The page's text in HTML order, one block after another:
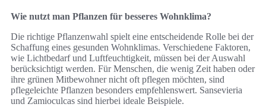
Wie nutzt man Pflanzen für besseres Wohnklima?
Die richtige Pflanzenwahl spielt eine entscheidende Rolle bei der
Schaffung eines gesunden Wohnklimas. Verschiedene Faktoren,
wie Lichtbedarf und Luftfeuchtigkeit, müssen bei der Auswahl
berücksichtigt werden. Für Menschen, die wenig Zeit haben oder
ihre grünen Mitbewohner nicht oft pflegen möchten, sind
pflegeleichte Pflanzen besonders empfehlenswert. Sansevieria
und Zamioculcas sind hierbei ideale Beispiele.